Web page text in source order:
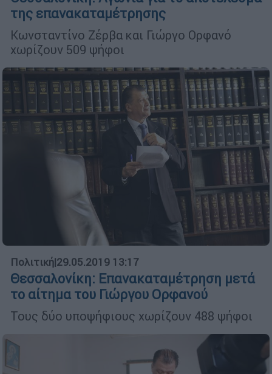
της επανακαταμέτρησης
Κωνσταντίνο Ζέρβα και Γιώργο Ορφανό
χωρίζουν 509 ψήφοι
Πολιτική|29.05.2019 13:17
Θεσσαλονίκη: Επανακαταμέτρηση μετά
το αίτημα του Γιώργου Ορφανού
Τους δύο υποψήφιους χωρίζουν 488 ψήφοι